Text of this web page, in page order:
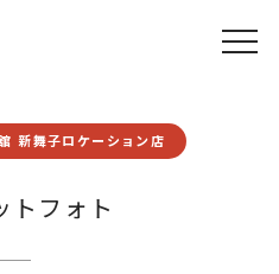
新舞子ロケーション店
トフォト